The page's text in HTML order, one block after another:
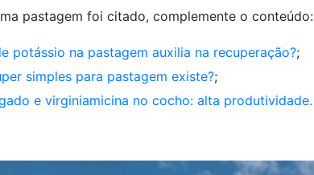
pastagem foi citado, complemente o conteúdo:
potássio na pastagem auxilia na recuperação?;
simples para pastagem existe?;
e virginiamicina no cocho: alta produtividade.